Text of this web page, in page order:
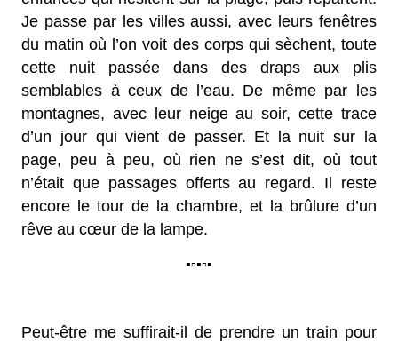
Je passe par les villes aussi, avec leurs fenêtres
du matin où l’on voit des corps qui sèchent, toute
cette nuit passée dans des draps aux plis
semblables à ceux de l’eau. De même par les
montagnes, avec leur neige au soir, cette trace
d’un jour qui vient de passer. Et la nuit sur la
page, peu à peu, où rien ne s’est dit, où tout
n’était que passages offerts au regard. Il reste
encore le tour de la chambre, et la brûlure d’un
rêve au cœur de la lampe.
▪▫▪▫▪
Peut-être me suffirait-il de prendre un train pour